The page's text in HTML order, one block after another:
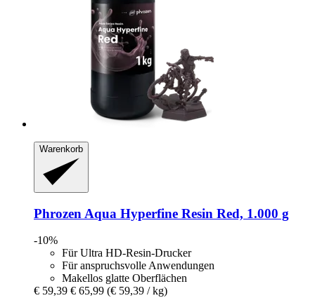
Warenkorb
Phrozen Aqua Hyperfine Resin Red, 1.000 g
-10%
Für Ultra HD-Resin-Drucker
Für anspruchsvolle Anwendungen
Makellos glatte Oberflächen
€ 59,39 € 65,99 (€ 59,39 / kg)